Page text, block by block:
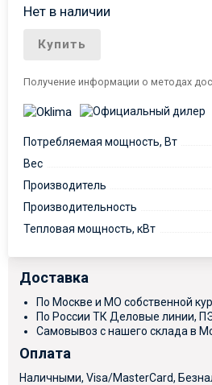
Нет в наличии
Купить
Получение информации о методах
Потребляемая мощность, Вт
Вес
Производитель
Производительность
Тепловая мощность, кВт
Доставка
По Москве и МО собственной
По России ТК Деловые линии,
Самовывоз с нашего склада в
Оплата
Наличными, Visa/MasterCard,